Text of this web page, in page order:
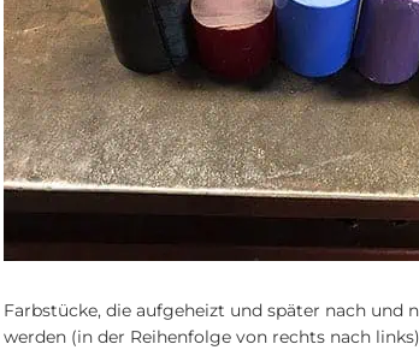
Farbstücke, die aufgeheizt und später nach und
werden (in der Reihenfolge von rechts nach